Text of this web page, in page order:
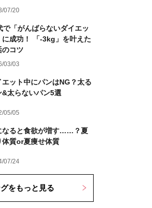
07/20
で「がんばらないダイエッ
に成功！ 「-3kg」を叶えた
のコツ
03/03
エット中にパンはNG？太る
&太らないパン5選
05/05
なると食欲が増す……？夏
体質or夏痩せ体質
07/24
をもっと見る